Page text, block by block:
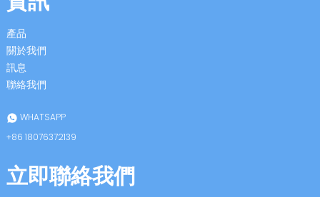
產品
關於我們
訊息
聯絡我們
WHATSAPP
+86 18076372139
立即聯絡我們